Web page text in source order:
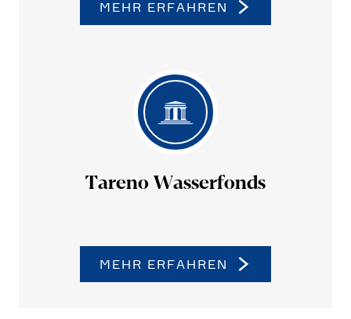
MEHR ERFAHREN
Tareno Wasser­fonds
MEHR ERFAHREN